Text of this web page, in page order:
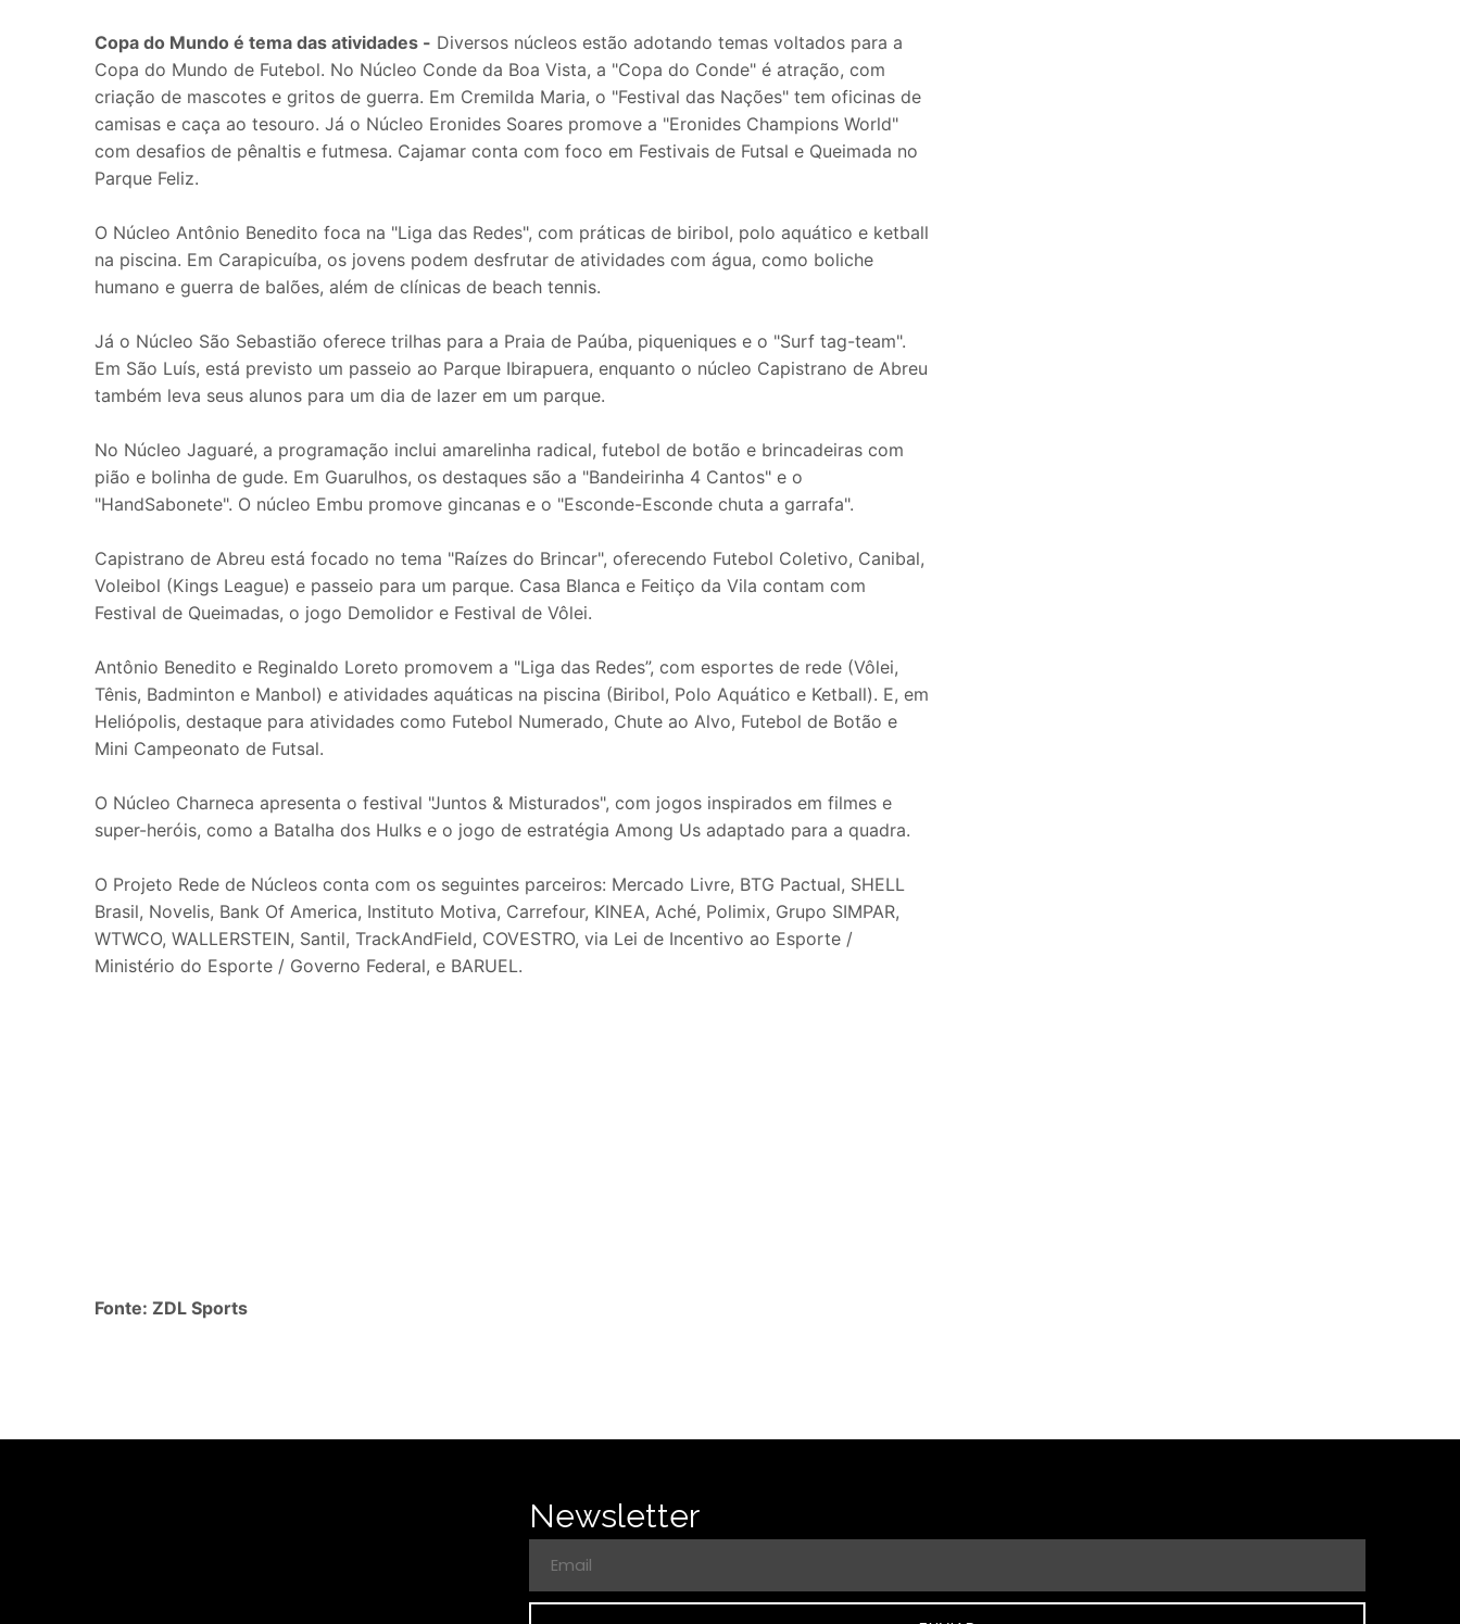
Copa do Mundo é tema das atividades - Diversos núcleos estão adotando temas voltados para a
Copa do Mundo de Futebol. No Núcleo Conde da Boa Vista, a "Copa do Conde" é atração, com
criação de mascotes e gritos de guerra. Em Cremilda Maria, o "Festival das Nações" tem oficinas de
camisas e caça ao tesouro. Já o Núcleo Eronides Soares promove a "Eronides Champions World"
com desafios de pênaltis e futmesa. Cajamar conta com foco em Festivais de Futsal e Queimada no
Parque Feliz.
O Núcleo Antônio Benedito foca na "Liga das Redes", com práticas de biribol, polo aquático e ketball
na piscina. Em Carapicuíba, os jovens podem desfrutar de atividades com água, como boliche
humano e guerra de balões, além de clínicas de beach tennis.
Já o Núcleo São Sebastião oferece trilhas para a Praia de Paúba, piqueniques e o "Surf tag-team".
Em São Luís, está previsto um passeio ao Parque Ibirapuera, enquanto o núcleo Capistrano de Abreu
também leva seus alunos para um dia de lazer em um parque.
No Núcleo Jaguaré, a programação inclui amarelinha radical, futebol de botão e brincadeiras com
pião e bolinha de gude. Em Guarulhos, os destaques são a "Bandeirinha 4 Cantos" e o
"HandSabonete". O núcleo Embu promove gincanas e o "Esconde-Esconde chuta a garrafa".
Capistrano de Abreu está focado no tema "Raízes do Brincar", oferecendo Futebol Coletivo, Canibal,
Voleibol (Kings League) e passeio para um parque. Casa Blanca e Feitiço da Vila contam com
Festival de Queimadas, o jogo Demolidor e Festival de Vôlei.
Antônio Benedito e Reginaldo Loreto promovem a "Liga das Redes”, com esportes de rede (Vôlei,
Tênis, Badminton e Manbol) e atividades aquáticas na piscina (Biribol, Polo Aquático e Ketball). E, em
Heliópolis, destaque para atividades como Futebol Numerado, Chute ao Alvo, Futebol de Botão e
Mini Campeonato de Futsal.
O Núcleo Charneca apresenta o festival "Juntos & Misturados", com jogos inspirados em filmes e
super-heróis, como a Batalha dos Hulks e o jogo de estratégia Among Us adaptado para a quadra.
O Projeto Rede de Núcleos conta com os seguintes parceiros: Mercado Livre, BTG Pactual, SHELL
Brasil, Novelis, Bank Of America, Instituto Motiva, Carrefour, KINEA, Aché, Polimix, Grupo SIMPAR,
WTWCO, WALLERSTEIN, Santil, TrackAndField, COVESTRO, via Lei de Incentivo ao Esporte /
Ministério do Esporte / Governo Federal, e BARUEL.
Fonte: ZDL Sports
Newsletter